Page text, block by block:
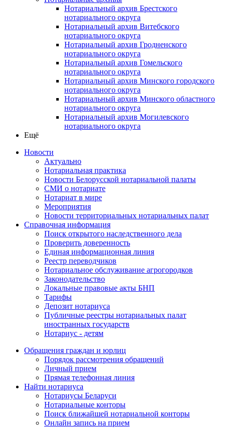
Нотариальный архив Брестского
нотариального округа
Нотариальный архив Витебского
нотариального округа
Нотариальный архив Гродненского
нотариального округа
Нотариальный архив Гомельского
нотариального округа
Нотариальный архив Минского городского
нотариального округа
Нотариальный архив Минского областного
нотариального округа
Нотариальный архив Могилевского
нотариального округа
Ещё
Новости
Актуально
Нотариальная практика
Новости Белорусской нотариальной палаты
СМИ о нотариате
Нотариат в мире
Мероприятия
Новости территориальных нотариальных палат
Справочная информация
Поиск открытого наследственного дела
Проверить доверенность
Единая информационная линия
Реестр переводчиков
Нотариальное обслуживание агрогородков
Законодательство
Локальные правовые акты БНП
Тарифы
Депозит нотариуса
Публичные реестры нотариальных палат
иностранных государств
Нотариус - детям
Обращения граждан и юрлиц
Порядок рассмотрения обращений
Личный прием
Прямая телефонная линия
Найти нотариуса
Нотариусы Беларуси
Нотариальные конторы
Поиск ближайшей нотариальной конторы
Онлайн запись на прием